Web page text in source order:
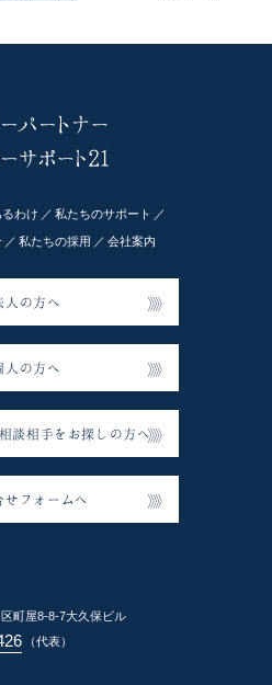
わけ 私たちのサポート
私たちの採用 会社案内
人の方へ
人の方へ
談相手をお探しの方へ
せフォームへ
町屋8-8-7大久保ビル
（代表）